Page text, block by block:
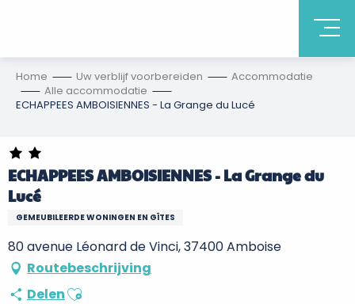
Home Uw verblijf voorbereiden
Accommodatie
Alle accommodatie
ECHAPPEES AMBOISIENNES - La Grange du Lucé
ECHAPPEES AMBOISIENNES - La Grange du
Lucé
GEMEUBILEERDE WONINGEN EN GÎTES
80 avenue Léonard de Vinci, 37400 Amboise
Routebeschrijving
DelenAjouter aux favoris